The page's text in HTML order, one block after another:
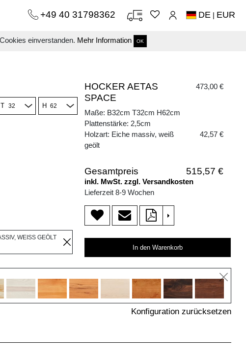
einverstanden. Mehr Information OK
+49 40 31798362 DE | EUR
T H
WEISS GEÖLT
HOCKER AETAS
SPACE
473,00 €
Maße: B32cm T32cm H62cm
Plattenstärke: 2,5cm
Holzart: Eiche massiv, weiß
geölt
42,57 €
Gesamtpreis 515,57 €
inkl. MwSt. zzgl. Versandkosten
Lieferzeit 8-9 Wochen
>
In den Warenkorb
Konfiguration zurücksetzen